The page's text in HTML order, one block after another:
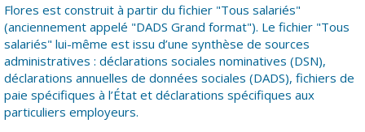
Flores est construit à partir du fichier "Tous salariés"
(anciennement appelé "DADS Grand format"). Le fichier "Tous
salariés" lui-même est issu d’une synthèse de sources
administratives : déclarations sociales nominatives (DSN),
déclarations annuelles de données sociales (DADS), fichiers de
paie spécifiques à l’État et déclarations spécifiques aux
particuliers employeurs.